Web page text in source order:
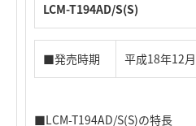
LCM-T194AD/S(S)
■発売時期 平成18年12月
■LCM-T194AD/S(S)の特長